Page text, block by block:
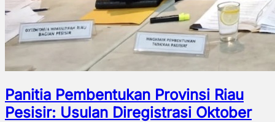
Panitia Pembentukan Provinsi Riau
Pesisir: Usulan Diregistrasi Oktober